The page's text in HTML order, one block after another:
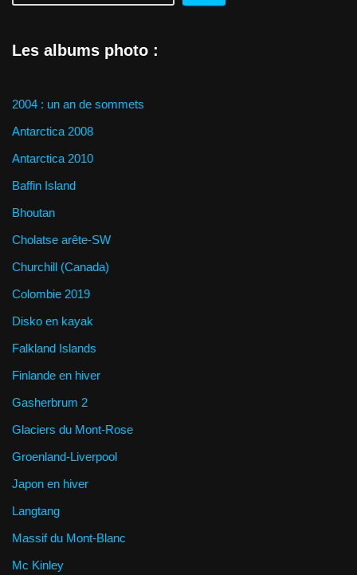
Les albums photo :
2004 : un an de sommets
Antarctica 2008
Antarctica 2010
Baffin Island
Bhoutan
Cholatse arête-SW
Churchill (Canada)
Colombie 2019
Disko en kayak
Falkland Islands
Finlande en hiver
Gasherbrum 2
Glaciers du Mont-Rose
Groenland-Liverpool
Japon en hiver
Langtang
Massif du Mont-Blanc
Mc Kinley